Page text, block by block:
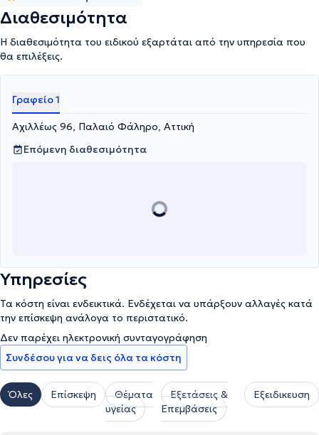
αθλητικές δραστηριότητες.
Διαθεσιμότητα
Η διαθεσιμότητα του ειδικού εξαρτάται από την υπηρεσία που
θα επιλέξεις.
Γραφείο 1
Αχιλλέως 96, Παλαιό Φάληρο, Αττική
Επόμενη διαθεσιμότητα
Υπηρεσίες
Τα κόστη είναι ενδεικτικά. Ενδέχεται να υπάρξουν αλλαγές κατά
την επίσκεψη ανάλογα το περιστατικό.
Δεν παρέχει ηλεκτρονική συνταγογράφηση
Συνδέσου για να δεις όλα τα κόστη
Όλες Επίσκεψη
Θέματα
υγείας
Εξετάσεις &
Επεμβάσεις
Εξειδικευση